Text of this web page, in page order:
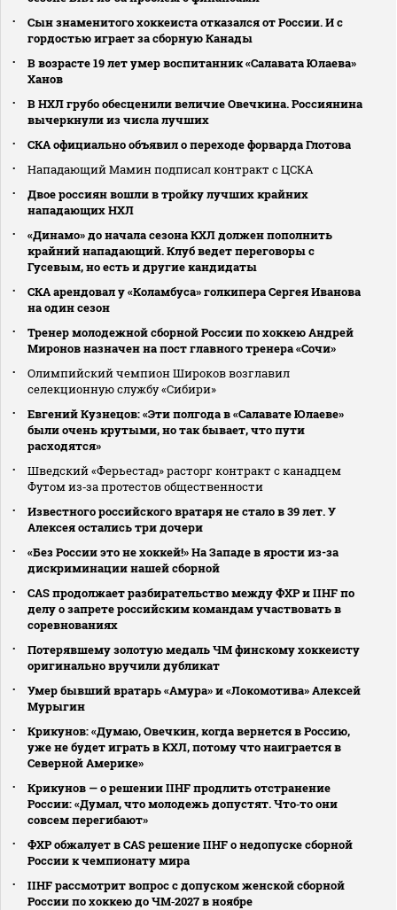
Сын знаменитого хоккеиста отказался от России. И с
гордостью играет за сборную Канады
В возрасте 19 лет умер воспитанник «Салавата Юлаева»
Ханов
В НХЛ грубо обесценили величие Овечкина. Россиянина
вычеркнули из числа лучших
СКА официально объявил о переходе форварда Глотова
Нападающий Мамин подписал контракт с ЦСКА
Двое россиян вошли в тройку лучших крайних
нападающих НХЛ
«Динамо» до начала сезона КХЛ должен пополнить
крайний нападающий. Клуб ведет переговоры с
Гусевым, но есть и другие кандидаты
СКА арендовал у «Коламбуса» голкипера Сергея Иванова
на один сезон
Тренер молодежной сборной России по хоккею Андрей
Миронов назначен на пост главного тренера «Сочи»
Олимпийский чемпион Широков возглавил
селекционную службу «Сибири»
Евгений Кузнецов: «Эти полгода в «Салавате Юлаеве»
были очень крутыми, но так бывает, что пути
расходятся»
Шведский «Ферьестад» расторг контракт с канадцем
Футом из‑за протестов общественности
Известного российского вратаря не стало в 39 лет. У
Алексея остались три дочери
«Без России это не хоккей!» На Западе в ярости из-за
дискриминации нашей сборной
CAS продолжает разбирательство между ФХР и IIHF по
делу о запрете российским командам участвовать в
соревнованиях
Потерявшему золотую медаль ЧМ финскому хоккеисту
оригинально вручили дубликат
Умер бывший вратарь «Амура» и «Локомотива» Алексей
Мурыгин
Крикунов: «Думаю, Овечкин, когда вернется в Россию,
уже не будет играть в КХЛ, потому что наиграется в
Северной Америке»
Крикунов — о решении IIHF продлить отстранение
России: «Думал, что молодежь допустят. Что‑то они
совсем перегибают»
ФХР обжалует в CAS решение IIHF о недопуске сборной
России к чемпионату мира
IIHF рассмотрит вопрос с допуском женской сборной
России по хоккею до ЧМ‑2027 в ноябре